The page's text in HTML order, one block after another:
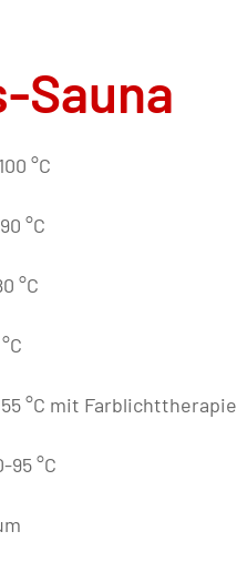
Sauna
°C
°C
°C
°C mit Farblichttherapie
95 °C